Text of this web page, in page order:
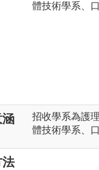
體技術學系、
招收學系為護
體技術學系、